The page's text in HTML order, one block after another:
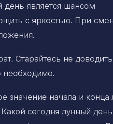
день является шансом
с яркостью. При
Старайтесь не
необходимо.
значение начала и конца
сегодня лунный